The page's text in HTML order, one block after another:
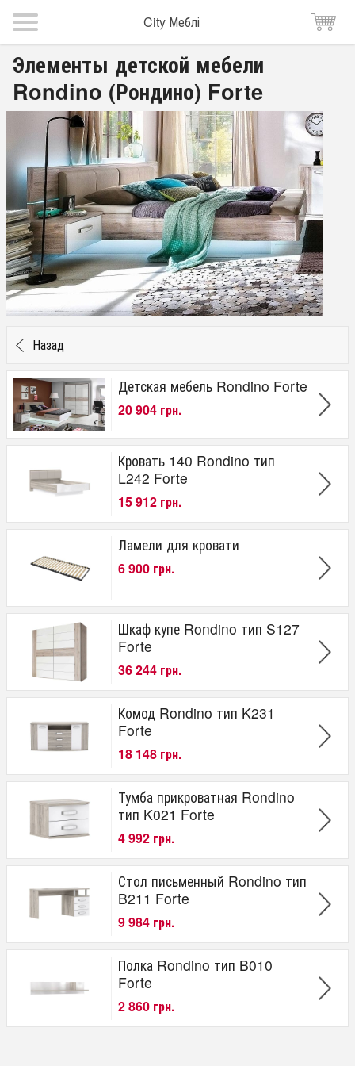
City Меблі
Элементы детской мебели
Rondino (Рондино) Forte
Назад
Детская мебель Rondino Forte
20 904 грн.
Кровать 140 Rondino тип
L242 Forte
15 912 грн.
Ламели для кровати
6 900 грн.
Шкаф купе Rondino тип S127
Forte
36 244 грн.
Комод Rondino тип K231
Forte
18 148 грн.
Тумба прикроватная Rondino
тип K021 Forte
4 992 грн.
Стол письменный Rondino тип
B211 Forte
9 984 грн.
Полка Rondino тип B010
Forte
2 860 грн.